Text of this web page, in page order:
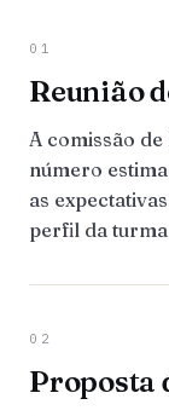
01
Reunião
A comissão
número
as
perfil da
02
Proposta